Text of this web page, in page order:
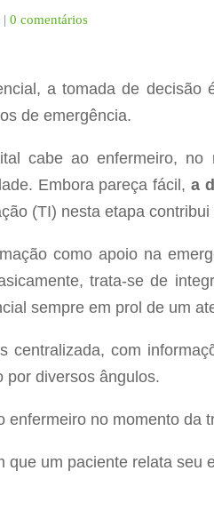
| 0 comentários
a tomada de
de emergência.
cabe ao enfermeiro,
Embora pareça fácil, a
(TI) nesta etapa
como apoio na
trata-se de
sempre em prol de um
centralizada, com
por diversos ângulos.
enfermeiro no momento da
que um paciente relata